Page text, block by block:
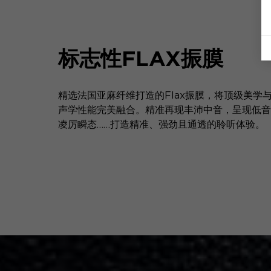
标志性FLAX振膜
精选法国亚麻纤维打造的Flax振膜，将顶级美学
声学性能完美融合。精准再现丰沛中音，呈现低
凌厉瞬态……打造精准、强劲且通透的聆听体验。